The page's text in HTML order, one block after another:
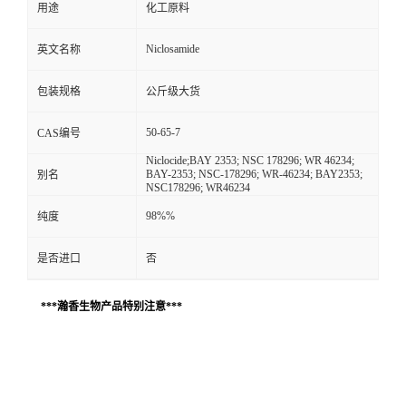
用途 化工原料
英文名称 Niclosamide
包装规格 公斤级大货
CAS编号 50-65-7
别名
Niclocide;BAY 2353; NSC 178296; WR 46234;
BAY-2353; NSC-178296; WR-46234; BAY2353;
NSC178296; WR46234
纯度 98%%
是否进口 否
***瀚香生物产品特别注意***